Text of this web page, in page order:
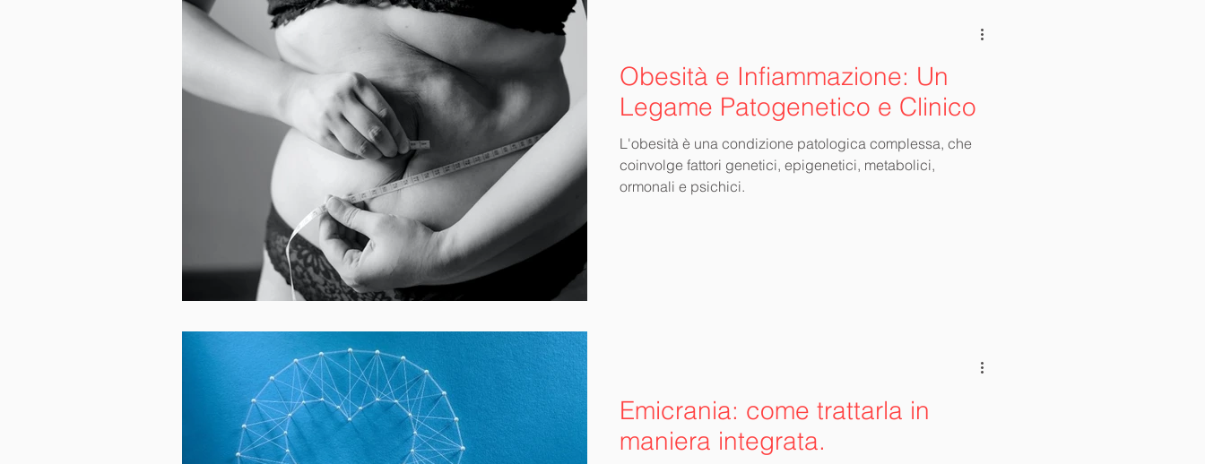
Obesità e Infiammazione: Un
Legame Patogenetico e Clinico
L'obesità è una condizione patologica complessa, che
coinvolge fattori genetici, epigenetici, metabolici,
ormonali e psichici.
Emicrania: come trattarla in
maniera integrata.